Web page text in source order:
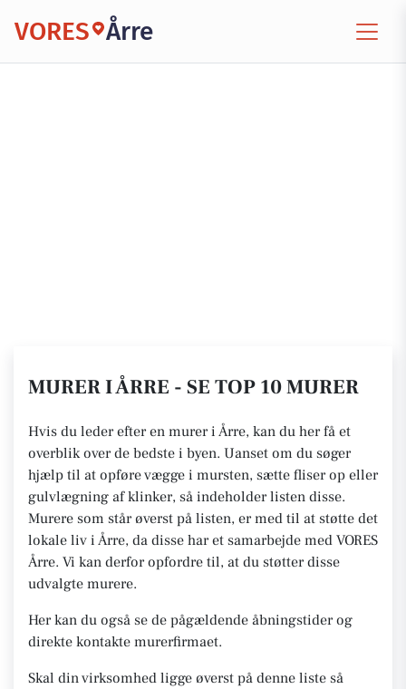
VORES Årre
MURER I ÅRRE - SE TOP 10 MURER
Hvis du leder efter en murer i Årre, kan du her få et
overblik over de bedste i byen. Uanset om du søger
hjælp til at opføre vægge i mursten, sætte fliser op eller
gulvlægning af klinker, så indeholder listen disse.
Murere som står øverst på listen, er med til at støtte det
lokale liv i Årre, da disse har et samarbejde med VORES
Årre. Vi kan derfor opfordre til, at du støtter disse
udvalgte murere.
Her kan du også se de pågældende åbningstider og
direkte kontakte murerfirmaet.
Skal din virksomhed ligge øverst på denne liste så